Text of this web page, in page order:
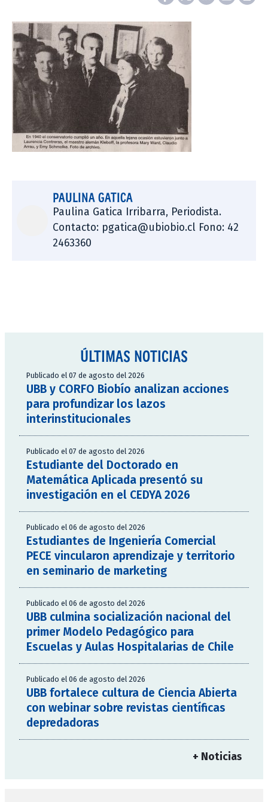
PAULINA GATICA
Paulina Gatica Irribarra, Periodista.
Contacto: pgatica@ubiobio.cl Fono: 42
2463360
ÚLTIMAS NOTICIAS
Publicado el 07 de agosto del 2026
UBB y CORFO Biobío analizan acciones
para profundizar los lazos
interinstitucionales
Publicado el 07 de agosto del 2026
Estudiante del Doctorado en
Matemática Aplicada presentó su
investigación en el CEDYA 2026
Publicado el 06 de agosto del 2026
Estudiantes de Ingeniería Comercial
PECE vincularon aprendizaje y territorio
en seminario de marketing
Publicado el 06 de agosto del 2026
UBB culmina socialización nacional del
primer Modelo Pedagógico para
Escuelas y Aulas Hospitalarias de Chile
Publicado el 06 de agosto del 2026
UBB fortalece cultura de Ciencia Abierta
con webinar sobre revistas científicas
depredadoras
+ Noticias